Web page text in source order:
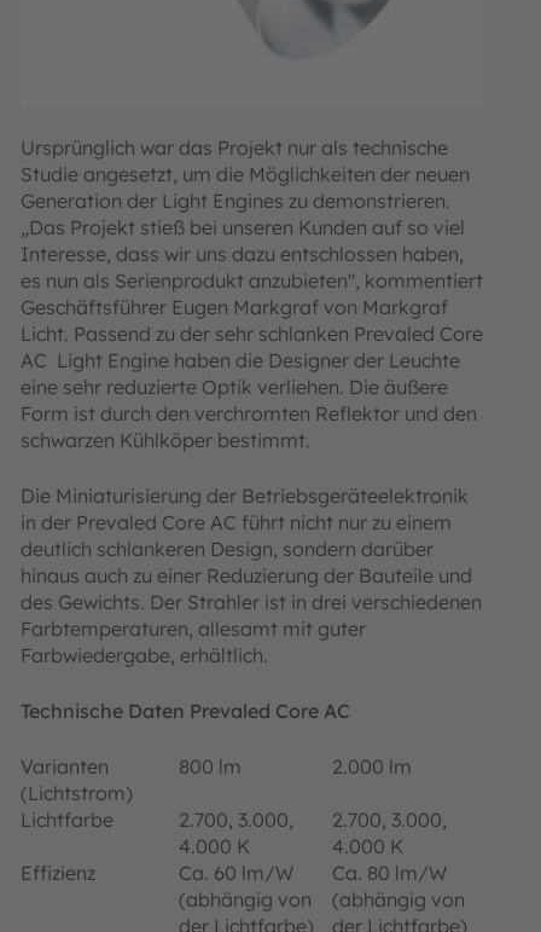
Ursprünglich war das Projekt nur als technische
Studie angesetzt, um die Möglichkeiten der neuen
Generation der Light Engines zu demonstrieren.
„Das Projekt stieß bei unseren Kunden auf so viel
Interesse, dass wir uns dazu entschlossen haben,
es nun als Serienprodukt anzubieten", kommentiert
Geschäftsführer Eugen Markgraf von Markgraf
Licht. Passend zu der sehr schlanken Prevaled Core
AC Light Engine haben die Designer der Leuchte
eine sehr reduzierte Optik verliehen. Die äußere
Form ist durch den verchromten Reflektor und den
schwarzen Kühlköper bestimmt.
Die Miniaturisierung der Betriebsgeräteelektronik
in der Prevaled Core AC führt nicht nur zu einem
deutlich schlankeren Design, sondern darüber
hinaus auch zu einer Reduzierung der Bauteile und
des Gewichts. Der Strahler ist in drei verschiedenen
Farbtemperaturen, allesamt mit guter
Farbwiedergabe, erhältlich.
Technische Daten Prevaled Core AC
Varianten
(Lichtstrom)
800 lm 2.000 lm
Lichtfarbe
2.700, 3.000,
4.000 K
2.700, 3.000,
4.000 K
Effizienz
Ca. 60 lm/W
(abhängig von
der Lichtfarbe)
Ca. 80 lm/W
(abhängig von
der Lichtfarbe)